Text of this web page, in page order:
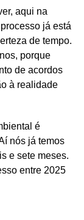
aqui na
já está
de tempo.
porque
de acordos
à realidade
é
nós já temos
e sete meses.
entre 2025